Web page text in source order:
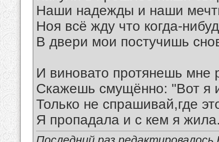
Наши надежды и наши
Ноя всё жду что когда-
В двери мои постучишь
И виновато протянешь мне
Скажешь смущённо: "Вот я
Только не спрашивай,где
Я пропадала и с кем я